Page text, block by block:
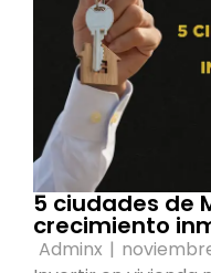
5 ciudades de
crecimiento
Adminx |